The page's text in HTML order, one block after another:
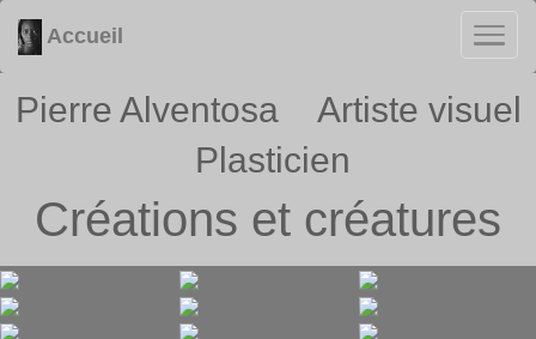
Accueil
Pierre Alventosa Artiste visuel
Plasticien
Créations et créatures